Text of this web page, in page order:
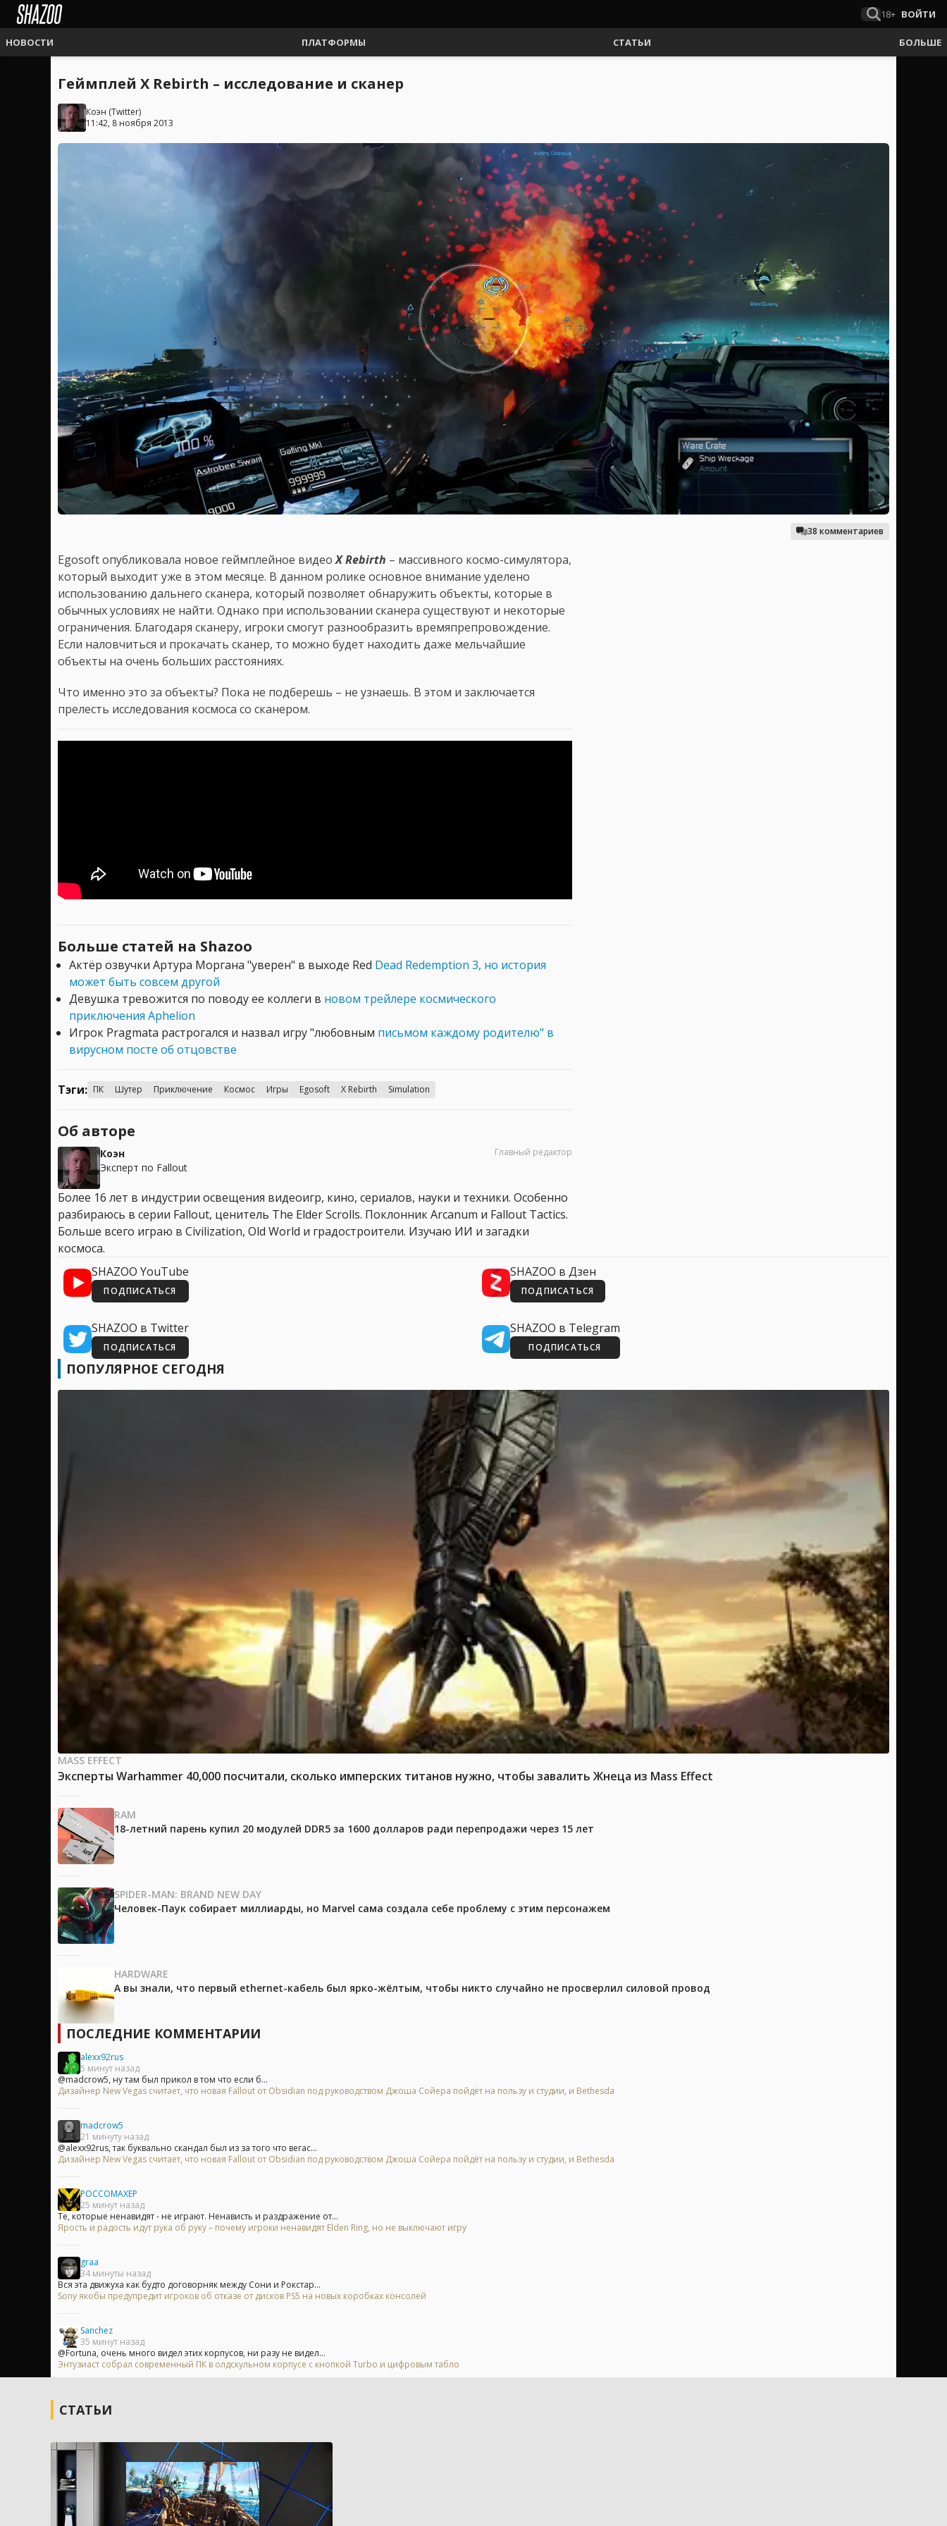
18+ ВОЙТИ
НОВОСТИ ПЛАТФОРМЫ СТАТЬИ БОЛЬШЕ
Геймплей X Rebirth – исследование и сканер
Коэн (Twitter)
11:42, 8 ноября 2013
38 комментариев
Egosoft опубликовала новое геймплейное видеоX Rebirth – массивного космо-симулятора,
который выходит уже в этом месяце. В данном ролике основное внимание уделено
использованию дальнего сканера, который позволяет обнаружить объекты, которые в
обычных условиях не найти. Однако при использовании сканера существуют и некоторые
ограничения. Благодаря сканеру, игроки смогут разнообразить времяпрепровождение.
Если наловчиться и прокачать сканер, то можно будет находить даже мельчайшие
объекты на очень больших расстояниях.
Что именно это за объекты? Пока не подберешь – не узнаешь. В этом и заключается
прелесть исследования космоса со сканером.
Больше статей на Shazoo
Актёр озвучки Артура Моргана "уверен" в выходе Red Dead Redemption 3, но история
может быть совсем другой
Девушка тревожится по поводу ее коллеги в новом трейлере космического
приключения Aphelion
Игрок Pragmata растрогался и назвал игру "любовным письмом каждому родителю" в
вирусном посте об отцовстве
Тэги: ПК Шутер Приключение Космос Игры Egosoft X Rebirth Simulation
Об авторе
Коэн
Эксперт по Fallout
Главный редактор
Более 16 лет в индустрии освещения видеоигр, кино, сериалов, науки и техники. Особенно
разбираюсь в серии Fallout, ценитель The Elder Scrolls. Поклонник Arcanum и Fallout Tactics.
Больше всего играю в Civilization, Old World и градостроители. Изучаю ИИ и загадки
космоса.
SHAZOO YouTube
ПОДПИСАТЬСЯ
SHAZOO в Дзен
ПОДПИСАТЬСЯ
SHAZOO в Twitter
ПОДПИСАТЬСЯ
SHAZOO в Telegram
ПОДПИСАТЬСЯ
ПОПУЛЯРНОЕ СЕГОДНЯ
MASS EFFECT
Эксперты Warhammer 40,000 посчитали, сколько имперских титанов нужно, чтобы завалить Жнеца из Mass Effect
RAM
18-летний парень купил 20 модулей DDR5 за 1600 долларов ради перепродажи через 15 лет
SPIDER-MAN: BRAND NEW DAY
Человек-Паук собирает миллиарды, но Marvel сама создала себе проблему с этим персонажем
HARDWARE
А вы знали, что первый ethernet-кабель был ярко-жёлтым, чтобы никто случайно не просверлил силовой провод
ПОСЛЕДНИЕ КОММЕНТАРИИ
alexx92rus
5 минут назад
@madcrow5, ну там был прикол в том что если б...
Дизайнер New Vegas считает, что новая Fallout от Obsidian под руководством Джоша Сойера пойдёт на пользу и студии, и Bethesda
madcrow5
21 минуту назад
@alexx92rus, так буквально скандал был из за того что вегас...
Дизайнер New Vegas считает, что новая Fallout от Obsidian под руководством Джоша Сойера пойдёт на пользу и студии, и Bethesda
POCCOMAXEP
25 минут назад
Те, которые ненавидят - не играют. Ненависть и раздражение от...
Ярость и радость идут рука об руку – почему игроки ненавидят Elden Ring, но не выключают игру
graa
34 минуты назад
Вся эта движуха как будто договорняк между Сони и Рокстар...
Sony якобы предупредит игроков об отказе от дисков PS5 на новых коробках консолей
Sanchez
35 минут назад
@Fortuna, очень много видел этих корпусов, ни разу не видел...
Энтузиаст собрал современный ПК в олдскульном корпусе с кнопкой Turbo и цифровым табло
СТАТЬИ